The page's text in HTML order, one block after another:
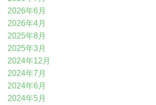
2026年6月
2026年4月
2025年8月
2025年3月
2024年12月
2024年7月
2024年6月
2024年5月